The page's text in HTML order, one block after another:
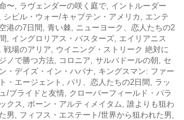
〜
ラヴェンダーの咲く庭で イントルーダー
シビル・ウォー/キャプテン・アメリカ
エンテ
港の7日間
青い棘
ニューヨーク、恋人たちの2
イングロリアス・バスターズ
エイリアニス
戦場のアリア
ウイニング・ストリーク 絶対に
ノで勝つ方法
コロニア サルバドールの朝
セ
・デイズ・イン・ハバナ
キングスマン: ファー
・エージェント
パリ、恋人たちの2日間
ラッ
/プライドと友情 クローバーフィールド・パラ
クス
ボーン・アルティメイタム
誰よりも狙わ
男
フィフス・エステート/世界から狙われた男